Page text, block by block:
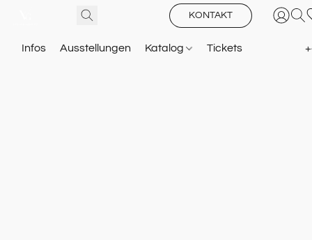
KONTAKT
Infos Ausstellungen Katalog Tickets